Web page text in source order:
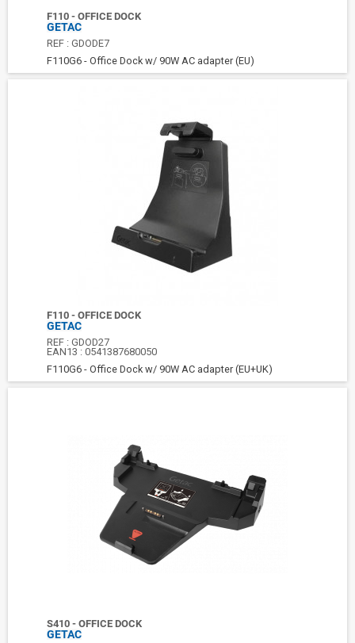
F110 - OFFICE DOCK
GETAC
REF :GDODE7
F110G6 - Office Dock w/ 90W AC adapter (EU)
F110 - OFFICE DOCK
GETAC
REF :GDOD27
EAN13 :0541387680050
F110G6 - Office Dock w/ 90W AC adapter (EU+UK)
S410 - OFFICE DOCK
GETAC